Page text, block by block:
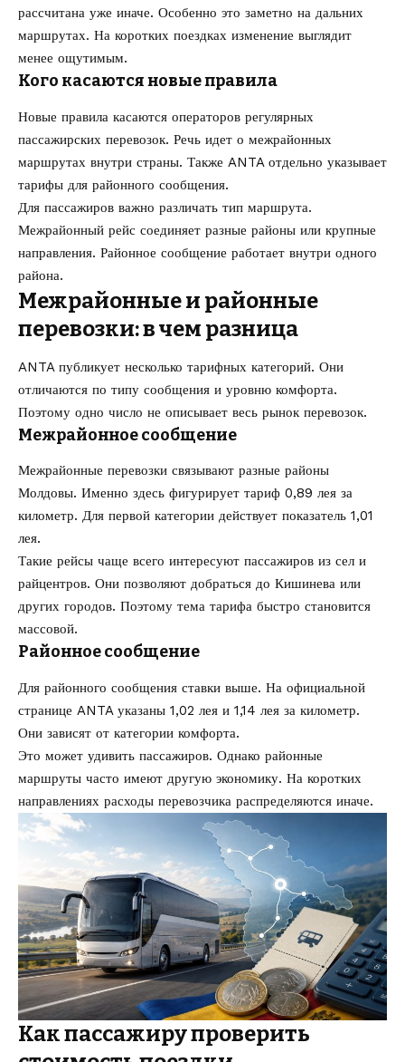
рассчитана уже иначе. Особенно это заметно на дальних
маршрутах. На коротких поездках изменение выглядит
менее ощутимым.
Кого касаются новые правила
Новые правила касаются операторов регулярных
пассажирских перевозок. Речь идет о межрайонных
маршрутах внутри страны. Также ANTA отдельно указывает
тарифы для районного сообщения.
Для пассажиров важно различать тип маршрута.
Межрайонный рейс соединяет разные районы или крупные
направления. Районное сообщение работает внутри одного
района.
Межрайонные и районные
перевозки: в чем разница
ANTA публикует несколько тарифных категорий. Они
отличаются по типу сообщения и уровню комфорта.
Поэтому одно число не описывает весь рынок перевозок.
Межрайонное сообщение
Межрайонные перевозки связывают разные районы
Молдовы. Именно здесь фигурирует тариф 0,89 лея за
километр. Для первой категории действует показатель 1,01
лея.
Такие рейсы чаще всего интересуют пассажиров из сел и
райцентров. Они позволяют добраться до Кишинева или
других городов. Поэтому тема тарифа быстро становится
массовой.
Районное сообщение
Для районного сообщения ставки выше. На официальной
странице ANTA указаны 1,02 лея и 1,14 лея за километр.
Они зависят от категории комфорта.
Это может удивить пассажиров. Однако районные
маршруты часто имеют другую экономику. На коротких
направлениях расходы перевозчика распределяются иначе.
Как пассажиру проверить